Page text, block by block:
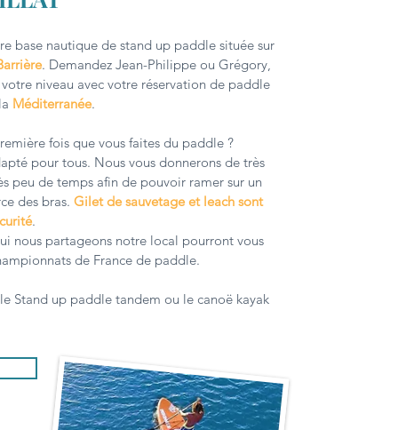
base nautique de stand up paddle située sur
. Demandez Jean-Philippe ou Grégory,
niveau avec votre réservation de paddle
Méditerranée.
fois que vous faites du paddle ?
pour tous. Nous vous donnerons de très
peu de temps afin de pouvoir ramer sur un
des bras. Gilet de sauvetage et leach sont
.
nous partageons notre local pourront vous
de France de paddle.
Stand up paddle tandem ou le canoë kayak